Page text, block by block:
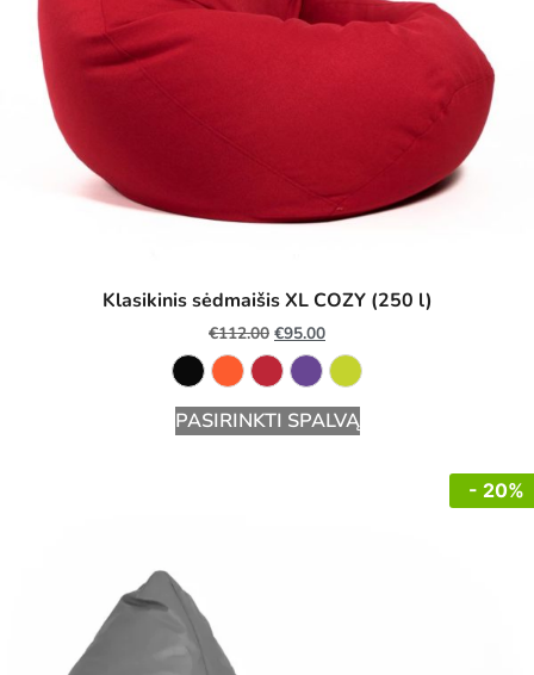
Klasikinis sėdmaišis XL COZY (250 l)
€112.00 €95.00
PASIRINKTI SPALVĄ
- 20%